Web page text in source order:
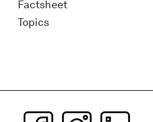
Factsheet
Topics